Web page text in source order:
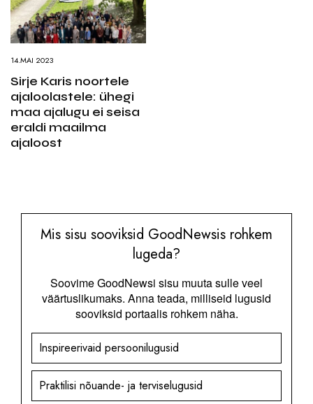
14.MAI 2023
Sirje Karis noortele
ajaloolastele: ühegi
maa ajalugu ei seisa
eraldi maailma
ajaloost
Mis sisu sooviksid GoodNewsis rohkem
lugeda?
Soovime GoodNewsi sisu muuta sulle veel
väärtuslikumaks. Anna teada, milliseid lugusid
sooviksid portaalis rohkem näha.
Inspireerivaid persoonilugusid
Praktilisi nõuande- ja terviselugusid